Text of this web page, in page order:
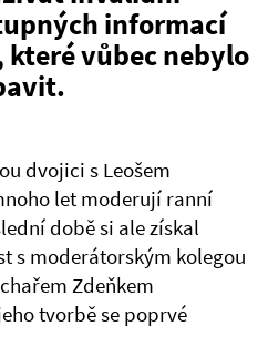
informací
vůbec nebylo
dvojici s Leošem
let moderují ranní
době si ale získal
s moderátorským kolegou
Zdeňkem
tvorbě se poprvé